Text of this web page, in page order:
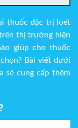
thuốc đặc trị loét
thị trường hiện
giúp cho thuốc
Bài viết dưới
sẽ cung cấp thêm